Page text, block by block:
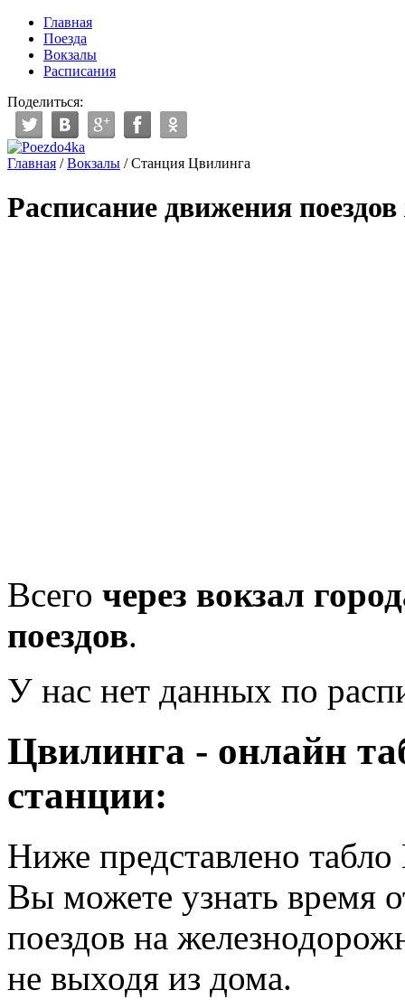
Главная
Поезда
Вокзалы
Расписания
Поделиться:
Главная /Вокзалы /Станция Цвилинга
Расписание движения
Всего через вокзал
поездов.
У нас нет данных по
Цвилинга - онлайн
станции:
Ниже представлено
Вы можете узнать время
поездов на
не выходя из дома.